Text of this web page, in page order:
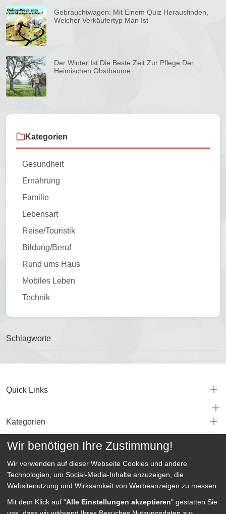
Gebrauchtwagen: Mit Einem Quiz Herausfinden,
Welcher Verkäufertyp Man Ist
Der Winter Ist Die Beste Zeit Zur Pflege Der
Heimischen Obstbäume
Kategorien
Gesundheit
Ernährung
Familie
Lebensart
Reise/Touristik
Bildung/Beruf
Rund ums Haus
Mobiles Leben
Technik
Schlagworte
Quick Links
Kategorien
Wir benötigen Ihre Zustimmung!
Wir verwenden auf dieser Webseite Cookies und andere
Technologien, um Social-Media-Inhalte anzuzeigen, die
Websitenutzung und Wirksamkeit von Werbeanzeigen zu messen.
Mit dem Klick auf "Alle Einstellungen akzeptieren" gestatten Sie